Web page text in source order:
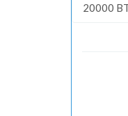
20000